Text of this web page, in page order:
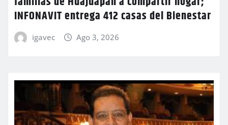
INFONAVIT entrega 412 casas del Bienestar
igavec Ago 3, 2026